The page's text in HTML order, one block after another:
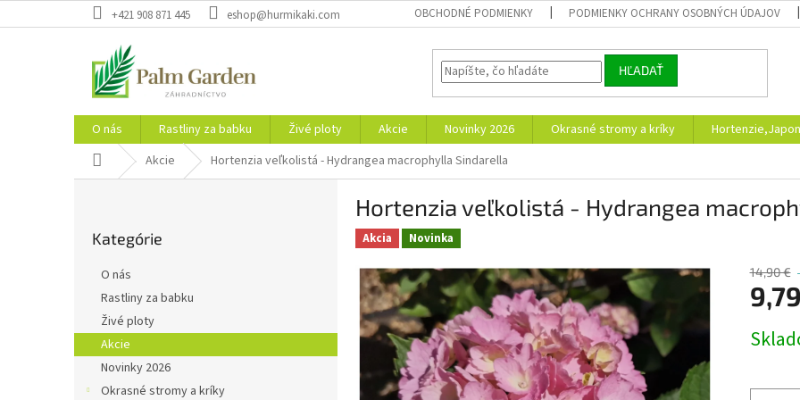
na
+421 908 871 445 eshop@hurmikaki.com OBCHODNÉ PODMIENKY PODMIENKY OCHRANY OSOBNÝCH ÚDAJOV
HĽADAŤ
O nás Rastliny za babku Živé ploty Akcie Novinky 2026 Okrasné stromy a kríky
DomovAkcie Hortenzia veľkolistá - Hydrangea macrophylla Sindarella
kategórie
Kategórie
O nás
Rastliny za babku
Živé ploty
Akcie
Novinky 2026
Okrasné stromy a kríky
Hortenzia veľkolistá - Hydrangea
Akcia Novinka
14,90 €
cena: